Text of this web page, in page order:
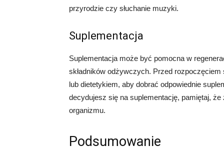
przyrodzie czy słuchanie muzyki.
Suplementacja
Suplementacja może być pomocna w
składników odżywczych. Przed
lub dietetykiem, aby dobrać odpowiednie
decydujesz się na suplementację, pamiętaj,
organizmu.
Podsumowanie